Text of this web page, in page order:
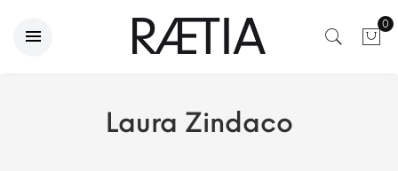
0
Laura Zindaco